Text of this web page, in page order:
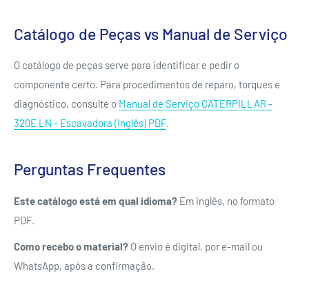
Catálogo de Peças vs Manual de Serviço
O catálogo de peças serve para identificar e pedir o
componente certo. Para procedimentos de reparo, torques e
diagnóstico, consulte o Manual de Serviço CATERPILLAR -
320E LN - Escavadora (Inglês) PDF.
Perguntas Frequentes
Este catálogo está em qual idioma? Em inglês, no formato
PDF.
Como recebo o material? O envio é digital, por e-mail ou
WhatsApp, após a confirmação.